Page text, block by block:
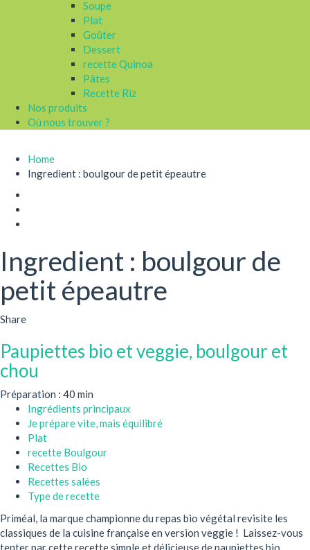
Soupe
Plat
Goûter
Dessert
recette Quinoa
Pâtes
Recette Riz
Nos produits
Où nous trouver ?
Home
Ingredient : boulgour de petit épeautre
Ingredient : boulgour de
petit épeautre
Share
Paupiettes bio et veggie, boulgour et
chou
Préparation : 40 min
Ingrédients principaux
Je prépare vite, mais équilibré
Plat
recette Boulgour
Recettes Bio
Recettes salées
Type de recette
Priméal, la marque championne du repas bio végétal revisite les
classiques de la cuisine française en version veggie ! Laissez-vous
tenter par cette recette simple et délicieuse de paupiettes bio...